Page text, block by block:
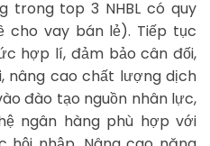
trong top 3 NHBL có quy
cho vay bán lẻ). Tiếp tục
hợp lí, đảm bảo cân đối,
nâng cao chất lượng dịch
đào tạo nguồn nhân lực,
ngân hàng phù hợp với